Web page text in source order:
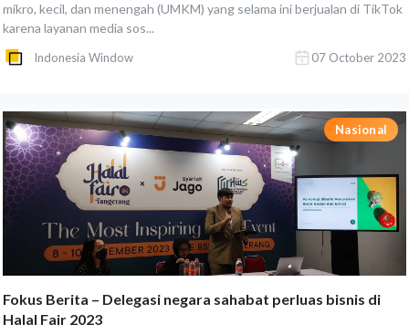
mikro, kecil, dan menengah (UMKM) yang selama ini berjualan di TikTok
karena layanan media sos...
Indonesia Window 07 October 2023
Nasional
Fokus Berita – Delegasi negara sahabat perluas bisnis di
Halal Fair 2023